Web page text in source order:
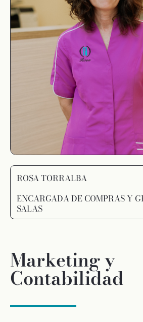
ROSA TORRALBA
ENCARGADA DE COMPRAS Y
SALAS
Marketing y
Contabilidad